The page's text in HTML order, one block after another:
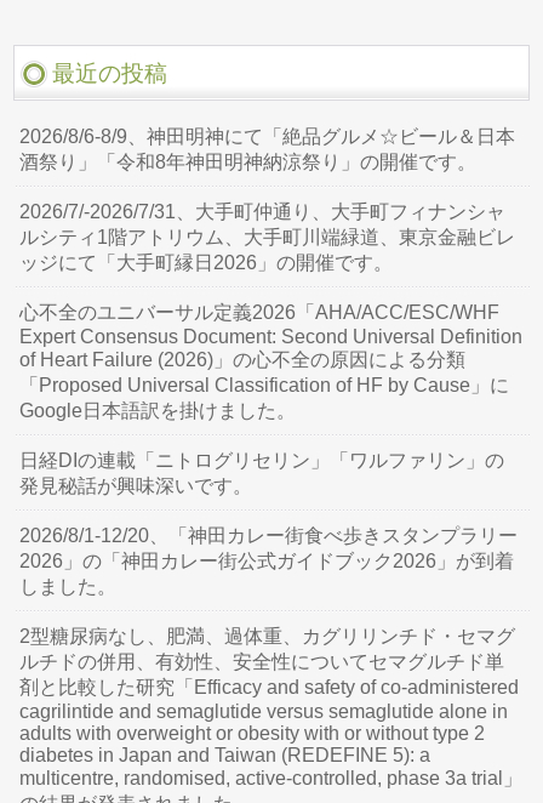
最近の投稿
2026/8/6-8/9、神田明神にて「絶品グルメ☆ビール＆日本
酒祭り」「令和8年神田明神納涼祭り」の開催です。
2026/7/-2026/7/31、大手町仲通り、大手町フィナンシャ
ルシティ1階アトリウム、大手町川端緑道、東京金融ビレ
ッジにて「大手町縁日2026」の開催です。
心不全のユニバーサル定義2026「AHA/ACC/ESC/WHF
Expert Consensus Document: Second Universal Definition
of Heart Failure (2026)」の心不全の原因による分類
「Proposed Universal Classification of HF by Cause」に
Google日本語訳を掛けました。
日経DIの連載「ニトログリセリン」「ワルファリン」の
発見秘話が興味深いです。
2026/8/1-12/20、「神田カレー街食べ歩きスタンプラリー
2026」の「神田カレー街公式ガイドブック2026」が到着
しました。
2型糖尿病なし、肥満、過体重、カグリリンチド・セマグ
ルチドの併用、有効性、安全性についてセマグルチド単
剤と比較した研究「Efficacy and safety of co-administered
cagrilintide and semaglutide versus semaglutide alone in
adults with overweight or obesity with or without type 2
diabetes in Japan and Taiwan (REDEFINE 5): a
multicentre, randomised, active-controlled, phase 3a trial」